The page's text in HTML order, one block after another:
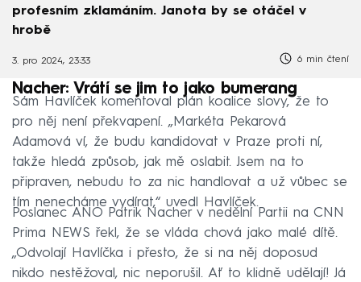
profesním zklamáním. Janota by se otáčel v
hrobě
3. pro 2024, 23:33 6 min čtení
Nacher: Vrátí se jim to jako bumerang
Sám Havlíček komentoval plán koalice slovy, že to
pro něj není překvapení. „Markéta Pekarová
Adamová ví, že budu kandidovat v Praze proti ní,
takže hledá způsob, jak mě oslabit. Jsem na to
připraven, nebudu to za nic handlovat a už vůbec se
tím nenecháme vydírat,“ uvedl Havlíček.
Poslanec ANO Patrik Nacher v nedělní Partii na CNN
Prima NEWS řekl, že se vláda chová jako malé dítě.
„Odvolají Havlíčka i přesto, že si na něj doposud
nikdo nestěžoval, nic neporušil. Ať to klidně udělají! Já